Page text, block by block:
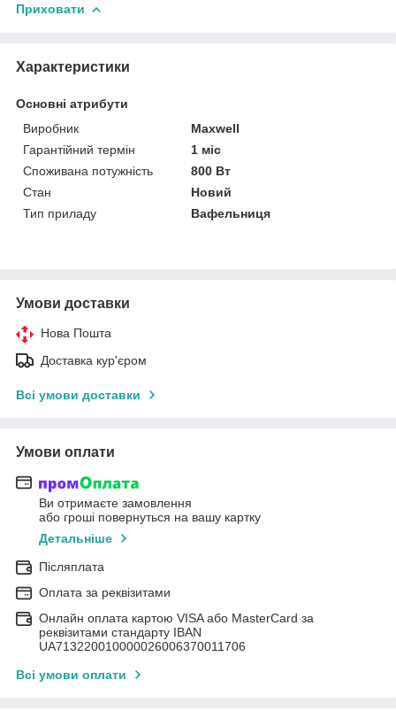
Приховати
Характеристики
Основні атрибути
Виробник
Maxwell
Гарантійний термін
1 міс
Споживана потужність
800 Вт
Стан
Новий
Тип приладу
Вафельниця
Умови доставки
Нова Пошта
Доставка кур'єром
Всі умови доставки
Умови оплати
Ви отримаєте замовлення
або гроші повернуться на вашу картку
Детальніше
Післяплата
Оплата за реквізитами
Онлайн оплата картою VISA або MasterCard за
реквізитами стандарту IBAN
UA713220010000026006370011706
Всі умови оплати